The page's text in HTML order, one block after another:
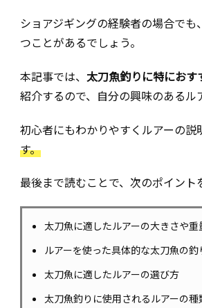
ショアジギングの経験者の場合で
つことがあるでしょう。
本記事では、 太刀魚釣りに特におす
紹介するので、自分の興味のあるル
初心者にもわかりやすくルアーの説
す。
最後まで読むことで、次のポイント
太刀魚に適したルアーの大きさや重
ルアーを使った具体的な太刀魚の釣
太刀魚に適したルアーの選び方
太刀魚釣りに使用されるルアーの種